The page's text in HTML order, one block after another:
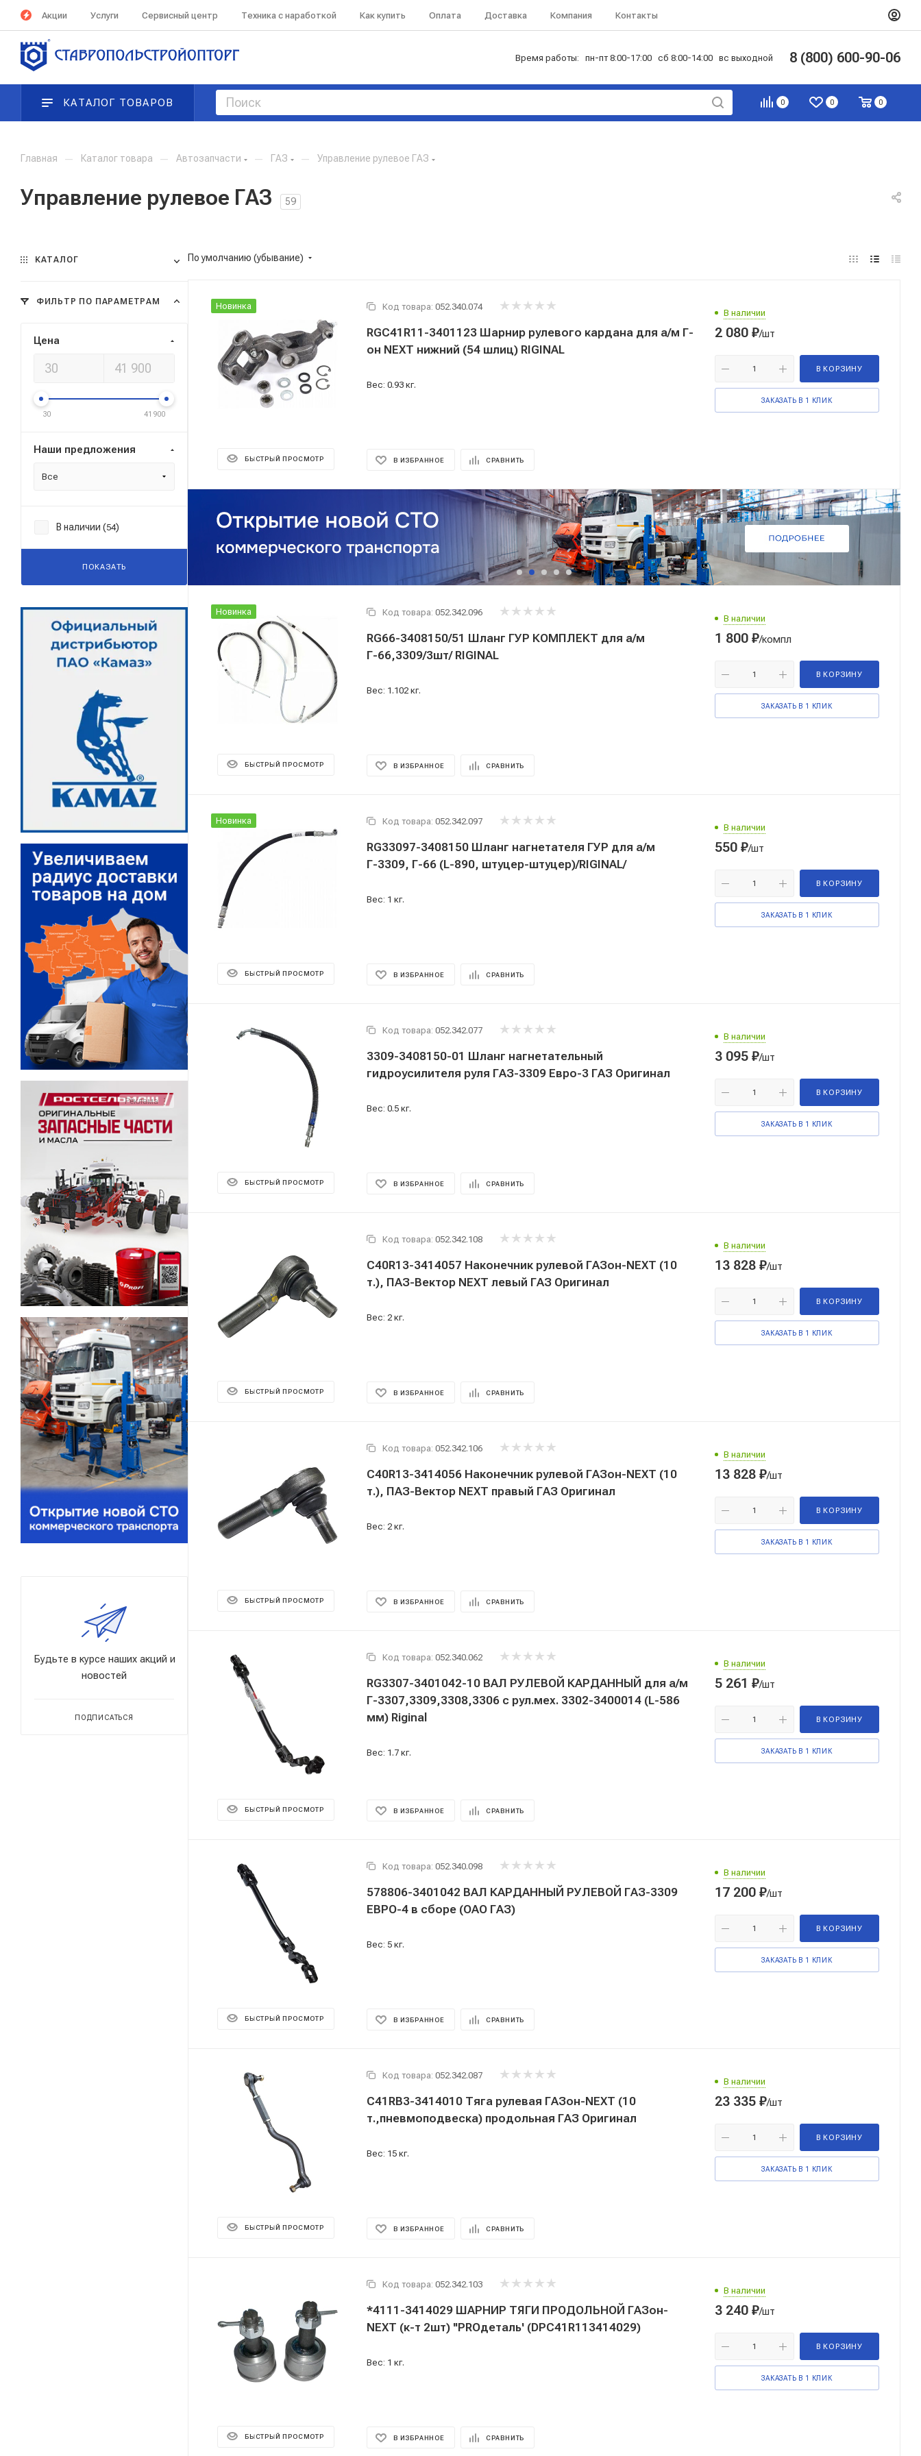
Акции Услуги Сервисный центр Техника с наработкой Как купить Оплата Доставка Компания Контакты
Время работы: пн-пт 8:00-17:00 сб 8:00-14:00 вс выходной 8 (800) 600-90-06
0 0 0
КАТАЛОГ ТОВАРОВ
Главная — Каталог товара — Автозапчасти — ГАЗ — Управление рулевое ГАЗ
Управление рулевое ГАЗ 59
По умолчанию (убывание)
Новинка
БЫСТРЫЙ ПРОСМОТР
Код товара: 052.340.074
RGC41R11-3401123 Шарнир рулевого кардана для а/м Г-
он NEXT нижний (54 шлиц) RIGINAL
Вес: 0.93 кг.
В ИЗБРАННОЕ СРАВНИТЬ
В наличии
2 080 ₽/шт
В КОРЗИНУ
ЗАКАЗАТЬ В 1 КЛИК
Новинка
БЫСТРЫЙ ПРОСМОТР
Код товара: 052.342.096
RG66-3408150/51 Шланг ГУР КОМПЛЕКТ для а/м
Г-66,3309/3шт/ RIGINAL
Вес: 1.102 кг.
В ИЗБРАННОЕ СРАВНИТЬ
В наличии
1 800 ₽/компл
В КОРЗИНУ
ЗАКАЗАТЬ В 1 КЛИК
Новинка
БЫСТРЫЙ ПРОСМОТР
Код товара: 052.342.097
RG33097-3408150 Шланг нагнетателя ГУР для а/м
Г-3309, Г-66 (L-890, штуцер-штуцер)/RIGINAL/
Вес: 1 кг.
В ИЗБРАННОЕ СРАВНИТЬ
В наличии
550 ₽/шт
В КОРЗИНУ
ЗАКАЗАТЬ В 1 КЛИК
БЫСТРЫЙ ПРОСМОТР
Код товара: 052.342.077
3309-3408150-01 Шланг нагнетательный
гидроусилителя руля ГАЗ-3309 Евро-3 ГАЗ Оригинал
Вес: 0.5 кг.
В ИЗБРАННОЕ СРАВНИТЬ
В наличии
3 095 ₽/шт
В КОРЗИНУ
ЗАКАЗАТЬ В 1 КЛИК
БЫСТРЫЙ ПРОСМОТР
Код товара: 052.342.108
С40R13-3414057 Наконечник рулевой ГАЗон-NEXT (10
т.), ПАЗ-Вектор NEXT левый ГАЗ Оригинал
Вес: 2 кг.
В ИЗБРАННОЕ СРАВНИТЬ
В наличии
13 828 ₽/шт
В КОРЗИНУ
ЗАКАЗАТЬ В 1 КЛИК
БЫСТРЫЙ ПРОСМОТР
Код товара: 052.342.106
С40R13-3414056 Наконечник рулевой ГАЗон-NEXT (10
т.), ПАЗ-Вектор NEXT правый ГАЗ Оригинал
Вес: 2 кг.
В ИЗБРАННОЕ СРАВНИТЬ
В наличии
13 828 ₽/шт
В КОРЗИНУ
ЗАКАЗАТЬ В 1 КЛИК
БЫСТРЫЙ ПРОСМОТР
Код товара: 052.340.062
RG3307-3401042-10 ВАЛ РУЛЕВОЙ КАРДАННЫЙ для а/м
Г-3307,3309,3308,3306 с рул.мех. 3302-3400014 (L-586
мм) Riginal
Вес: 1.7 кг.
В ИЗБРАННОЕ СРАВНИТЬ
В наличии
5 261 ₽/шт
В КОРЗИНУ
ЗАКАЗАТЬ В 1 КЛИК
БЫСТРЫЙ ПРОСМОТР
Код товара: 052.340.098
578806-3401042 ВАЛ КАРДАННЫЙ РУЛЕВОЙ ГАЗ-3309
ЕВРО-4 в сборе (ОАО ГАЗ)
Вес: 5 кг.
В ИЗБРАННОЕ СРАВНИТЬ
В наличии
17 200 ₽/шт
В КОРЗИНУ
ЗАКАЗАТЬ В 1 КЛИК
БЫСТРЫЙ ПРОСМОТР
Код товара: 052.342.087
C41RB3-3414010 Тяга рулевая ГАЗон-NEXT (10
т.,пневмоподвеска) продольная ГАЗ Оригинал
Вес: 15 кг.
В ИЗБРАННОЕ СРАВНИТЬ
В наличии
23 335 ₽/шт
В КОРЗИНУ
ЗАКАЗАТЬ В 1 КЛИК
БЫСТРЫЙ ПРОСМОТР
Код товара: 052.342.103
*4111-3414029 ШАРНИР ТЯГИ ПРОДОЛЬНОЙ ГАЗон-
NEXT (к-т 2шт) ''PROдеталь' (DPС41R113414029)
Вес: 1 кг.
В ИЗБРАННОЕ СРАВНИТЬ
В наличии
3 240 ₽/шт
В КОРЗИНУ
ЗАКАЗАТЬ В 1 КЛИК
КАТАЛОГ
ФИЛЬТР ПО ПАРАМЕТРАМ
Цена
30 41 900
Наши предложения
Все
В наличии (54)
ПОКАЗАТЬ
Реклама ⋮
Будьте в курсе наших акций и
новостей
ПОДПИСАТЬСЯ